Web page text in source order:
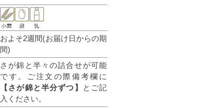
およそ2週間(お届け日からの期
間)
さが錦と半々の詰合せが可能
です。ご注文の際備考欄に
【さが錦と半分ずつ】
とご記
入ください。